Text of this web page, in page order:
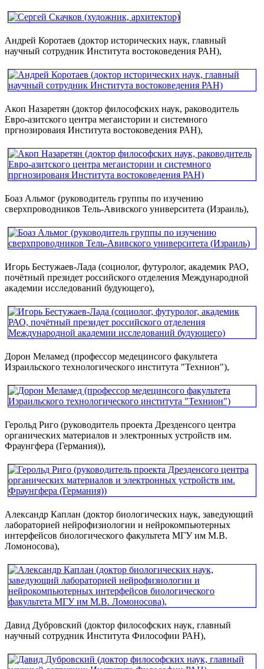
Андрей Коротаев (доктор исторических наук, главный
научный сотрудник Института востоковедения РАН),
Акоп Назаретян (доктор философских наук, раководитель
Евро-азитского центра мегаистории и системного
пргнозироваия Института востоковедения РАН),
Боаз Альмог (руководитель группы по изучению
сверхпроводников Тель-Авивского университета (Израиль),
Игорь Бестужаев-Лада (социолог, футуролог, академик РАО,
почётный президет российского отделения Международной
академии исследований будующего),
Дорон Меламед (профессор медецинсого факультета
Израильского технологического института "Технион"),
Герольд Риго (руководитель проекта Дрезденсого центра
органических материалов и электронных устройств им.
Фраунгфера (Германия)),
Александр Каплан (доктор биологических наук, заведующий
лабораторией нейрофизиологии и нейрокомпьютерных
интерфейсов биологического факультета МГУ им М.В.
Ломоносова),
Давид Дубровский (доктор философских наук, главный
научный сотрудник Института Философии РАН),